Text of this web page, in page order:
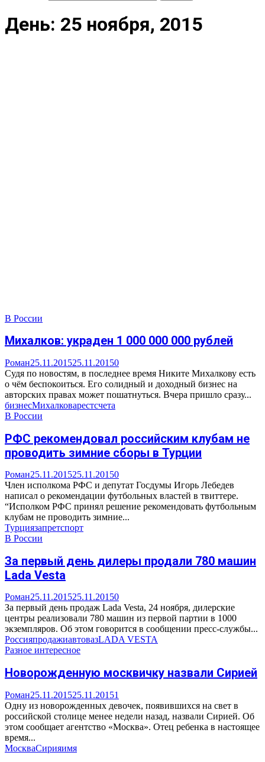
День: 25 ноября, 2015
В России
Михалков: украден 1 000 000 000 рублей
Роман25.11.201525.11.20150
Судя по новостям, в последнее время Никите Михалкову есть
о чём беспокоиться. Его солидный и доходный бизнес на
авторских правах может пошатнуться. Вчера пришло сразу...
бизнесМихалковарестсчета
В России
РФС рекомендовал российским клубам не
проводить зимние сборы в Турции
Роман25.11.201525.11.20150
Член исполкома РФС и депутат Госдумы Игорь Лебедев
написал о рекомендации футбольных властей в твиттере.
“Исполком РФС принял решение рекомендовать футбольным
клубам не проводить зимние...
Турциязапретспорт
В России
За первый день дилеры продали 780 машин
Lada Vesta
Роман25.11.201525.11.20150
За первый день продаж Lada Vesta, 24 ноября, дилерские
центры реализовали 780 машин из первой партии в 1000
экземпляров. Об этом говорится в сообщении пресс-службы...
РоссияпродажиавтовазLADA VESTA
Разное интересное
Новорожденную москвичку назвали Сирией
Роман25.11.201525.11.20151
Одну из новорожденных девочек, появившихся на свет в
российской столице менее недели назад, назвали Сирией. Об
этом сообщает агентство «Москва». Отец ребенка в настоящее
время...
МоскваСирияимя